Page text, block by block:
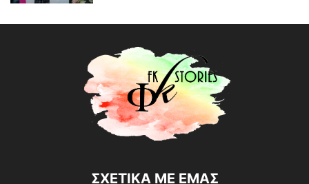
ΣΧΕΤΙΚΑ ΜΕ ΕΜΑΣ